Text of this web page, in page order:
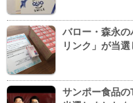
バロー・森永
リンク」が当選
サンポー食品